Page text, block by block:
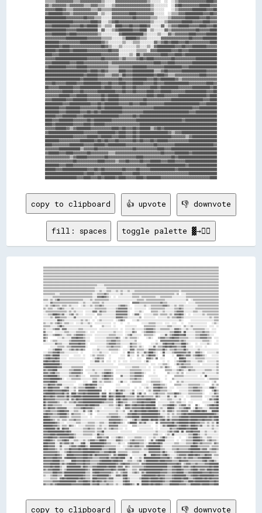
▒▒▒▒▒▒▓▓▓▓▓▓▓▓▓▓▒▒▒▒▓▓▓▓▓▓▓▓▓▓▓▓▒▒░░░░░░▓▓▓▓▓▓▓▓▓▓▓▓▓▓▓▓▓▓▒▒░░░░░░  ░░  ░░▒▒▓▓▓▓▓▓▓▓▓▓▓▓▓▓▓▓████▓▓
▓▓▒▒▓▓▓▓▓▓▓▓▒▒▓▓▓▓▓▓▓▓▒▒▒▒▓▓▓▓▒▒▒▒░░░░▒▒▓▓▓▓▓▓▓▓▓▓▓▓▓▓▓▓▓▓▓▓▒▒░░░░░░░░  ░░▓▓██▓▓▓▓▓▓▓▓▓▓██████▓▓▓▓
▓▓▓▓▓▓████▓▓▒▒▒▒▓▓▓▓▓▓▓▓▓▓▒▒▒▒▓▓▒▒▒▒▒▒▓▓▓▓▓▓▓▓▓▓▓▓▓▓▓▓▓▓▓▓▓▓▒▒░░░░░░    ░░▒▒▓▓▓▓▓▓▓▓████████▓▓▓▓██
▓▓████████▓▓▓▓▒▒▓▓▓▓▓▓▓▓▓▓▓▓▓▓░░▒▒░░░░▓▓▓▓▓▓▓▓▓▓████▓▓▓▓▓▓▓▓▓▓░░░░░░  ░░▒▒▒▒▓▓▓▓██████████▓▓▓▓██▓▓
████████████▓▓▓▓▓▓▓▓▓▓██▓▓▓▓▒▒▒▒░░░░░░▓▓▓▓▓▓▓▓▓▓▓▓██▓▓▓▓▓▓▓▓▒▒▒▒░░░░░░▒▒▓▓▓▓▓▓▓▓████████▓▓▓▓██▓▓▓▓
████████████████▓▓▓▓▓▓▓▓▓▓████▓▓░░░░▒▒▓▓██▓▓▓▓▓▓▓▓▓▓▓▓▓▓▓▓▓▓▒▒░░░░░░▒▒▓▓▓▓▓▓▓▓██████▓▓▓▓▓▓████▓▓▓▓
▓▓▓▓██████████▓▓▓▓▓▓██▓▓██████▒▒░░▒▒▒▒░░████▓▓▓▓██▓▓▓▓████▓▓░░░░░░▓▓░░▒▒▓▓▓▓██████▓▓▓▓▓▓████▓▓▓▓██
████████████▓▓▓▓▓▓████████████░░▓▓░░░░▒▒▓▓████████▓▓▓▓████░░▒▒░░░░░░▓▓▒▒▓▓▓▓▓▓▓▓▓▓▓▓▓▓██▓▓▓▓▓▓████
▓▓▓▓████████▓▓████▓▓▓▓▓▓▓▓▓▓▓▓▒▒░░░░░░░░░░▓▓████████████▒▒░░░░░░▒▒░░░░▓▓▒▒▓▓▓▓▓▓▓▓████▓▓▓▓▓▓██████
▓▓▓▓▓▓▓▓▓▓▓▓████████████▓▓▓▓▓▓▓▓▒▒▒▒▒▒░░░░░░▒▒██████▓▓▒▒▒▒░░░░░░░░▓▓▓▓▓▓▓▓▓▓▓▓▓▓▓▓██▓▓▓▓▓▓████████
████████▓▓▓▓▓▓▓▓▓▓▓▓████████████▓▓▒▒░░░░░░░░▒▒░░░░▒▒▒▒░░░░░░░░▓▓▒▒▓▓██▓▓████▓▓▓▓██▓▓▓▓▓▓▓▓▓▓▓▓████
████████▓▓████▓▓▓▓▓▓▓▓▓▓▓▓▓▓▓▓▓▓██▓▓▒▒░░░░▒▒░░░░░░░░▒▒░░░░▒▒░░▓▓██████████▓▓▓▓██▓▓▓▓████████▓▓▓▓▓▓
██████▓▓██████▓▓████████▓▓▓▓▓▓▓▓▓▓▓▓██▓▓▓▓░░░░░░░░░░▒▒▒▒▒▒░░▓▓▓▓████████▓▓▓▓██▓▓▓▓████████████████
████▓▓▓▓████████████████████████▓▓▓▓▓▓▓▓▓▓░░░░░░▒▒░░██▒▒▓▓▓▓▓▓▓▓▓▓████▓▓▓▓████▓▓██████████████████
▓▓▓▓▓▓██████████████████▓▓▓▓▓▓▓▓██▓▓▓▓▓▓▓▓▒▒▓▓▒▒▒▒▒▒▓▓██▓▓████▓▓▓▓▓▓▓▓▓▓██▓▓▓▓▓▓▓▓▓▓▓▓████████████
▓▓▓▓██████████▓▓▓▓████▓▓▓▓▓▓▓▓▓▓▓▓▓▓▒▒▓▓▓▓▓▓▓▓▓▓▓▓▓▓▓▓▓▓▓▓▓▓▓▓████▓▓▓▓████▓▓▓▓▓▓▓▓▓▓██████████████
▓▓██████████▓▓▓▓▓▓██████▓▓▓▓▓▓▓▓▓▓▓▓▒▒▒▒▒▒▓▓▓▓▓▓▓▓████████▓▓▓▓▓▓▓▓▓▓██████████▓▓▓▓████████████████
████████████████████████▓▓████▓▓██▓▓▒▒▒▒▒▒████▓▓▓▓████████████▒▒▒▒▓▓██▓▓▓▓▓▓▓▓██████████████▓▓▓▓▓▓
██████████████████████▓▓██████▓▓▓▓▒▒▒▒▓▓▓▓▒▒██▓▓▓▓████████████▓▓████▓▓▒▒▒▒▓▓▓▓▓▓▓▓▓▓▓▓▓▓████▓▓▓▓▓▓
████████████████████▓▓████████▓▓▓▓▓▓▓▓▓▓▓▓██▓▓▓▓▓▓████████▓▓▓▓██▓▓████████▓▓▒▒▓▓▓▓▓▓▓▓▓▓▓▓▓▓▓▓▓▓▓▓
▓▓▓▓██▓▓▓▓▓▓██████▓▓▓▓██████████▓▓▓▓██▓▓▓▓████▓▓▓▓██████▓▓▓▓▓▓██▓▓▓▓██████████████▓▓▓▓▓▓▓▓▓▓████▓▓
██▓▓▓▓▓▓████████▓▓▓▓████████████▓▓████▓▓▓▓▓▓██▓▓▓▓██▓▓▓▓▓▓▓▓████▓▓██████████▓▓▓▓▓▓▓▓██████████▓▓██
▓▓▓▓▓▓▓▓▓▓██████▓▓▓▓██▓▓▓▓▓▓▓▓██████████▓▓▓▓██▓▓▓▓██▓▓▓▓▓▓████▓▓▓▓██████▓▓▓▓▓▓▓▓████████████▓▓▓▓██
▓▓▓▓▓▓▓▓██████▓▓▓▓██████▓▓▓▓▓▓▓▓██▓▓██████▓▓▓▓▓▓▓▓▓▓▓▓▓▓▓▓████▓▓████▓▓▓▓▓▓▓▓████████████████▓▓████
▓▓▓▓████████▓▓▓▓████████▓▓▓▓▓▓▓▓██▓▓██████▓▓▓▓▓▓▓▓▓▓▓▓▓▓██▓▓▓▓▓▓▓▓▓▓▓▓▓▓██████████████████▓▓▓▓████
██████████▓▓▓▓████████████▓▓▓▓██▓▓████████▓▓▓▓▓▓██▓▓▓▓████▓▓▓▓▓▓▓▓▓▓████████████████████▓▓▓▓██████
████████▓▓▓▓████████▓▓▓▓▓▓▓▓▓▓██▓▓██████████▓▓▓▓▓▓▓▓▓▓▓▓▓▓▓▓▓▓██████████████████████▓▓▓▓██████████
████████▓▓▓▓████████▓▓▓▓██▓▓██▓▓████████████▓▓▓▓▓▓▓▓▓▓▓▓██████████████████████████▓▓▓▓████████████
██████▓▓▓▓████████▓▓▓▓████████████████████▓▓▓▓▓▓▓▓██▓▓████████████████████████████████████████████
████▓▓▓▓████████▓▓▓▓▓▓▓▓██▓▓██████████▓▓▓▓▓▓▓▓▓▓▓▓▓▓██████████████████████████▓▓██████████████████
████▓▓██████████▓▓▓▓▓▓████▓▓██████▓▓▓▓▓▓▓▓▓▓▓▓▓▓▓▓▓▓▓▓████████████████████████████████████████████
▓▓▓▓▓▓██████▓▓▒▒▓▓████████▓▓▓▓▓▓▓▓▓▓▓▓████▓▓██▓▓▓▓██▓▓██████▒▒▓▓██▓▓██████████████████████████████
▓▓████████████████████▓▓▓▓▓▓▓▓██████████▓▓████▓▓▓▓██▓▓████████████████▓▓▒▒▓▓▓▓████████████████████
████████████████▓▓▓▓▓▓▓▓██████▓▓██████▓▓▓▓████▓▓▓▓██▓▓██████████████████▓▓▓▓▓▓▓▓▒▒▓▓██████████████
████████▓▓▓▓▓▓▓▓▓▓▓▓████████▓▓██▓▓██▓▓▓▓██▓▓▓▓▓▓▓▓██▓▓██▓▓▓▓██▓▓██████▓▓▓▓▓▓▓▓▓▓▓▓████████████████
████▓▓▓▓▓▓▓▓▓▓████████▓▓▓▓▓▓██████▓▓██████████▓▓▓▓▓▓▓▓▓▓▓▓▓▓▓▓██▓▓▓▓▓▓▓▓▓▓██████████████████████▓▓
▓▓▓▓▓▓▓▓████████████▒▒▓▓▓▓▓▓██▓▓▓▓▓▓▓▓▓▓▓▓▓▓▓▓▓▓▓▓██▓▓▓▓▓▓▓▓▓▓▓▓████▓▓▓▓██████████████████████████
▓▓██████▓▓▓▓████▓▓▓▓▓▓▓▓██▓▓▓▓▓▓▓▓▓▓▒▒▒▒▓▓▓▓▓▓▓▓▓▓▓▓▓▓▓▓▓▓▓▓▓▓▓▓▓▓██▓▓▓▓▓▓████████▓▓██████████████
▓▓▓▓▓▓▓▓▓▓▓▓▓▓▒▒▓▓██████▓▓▓▓▓▓▓▓▓▓██▓▓▓▓▓▓▓▓▓▓▓▓▓▓▓▓████▓▓▓▓▓▓▓▓▓▓▓▓▓▓▓▓██▓▓██████████████████████
▓▓▓▓▓▓▓▓▓▓▓▓▓▓▓▓██▓▓▓▓▓▓▓▓▓▓▓▓████▓▓▓▓▓▓▒▒▓▓▓▓██▓▓▓▓▓▓██▓▓▓▓██████▓▓▓▓████▓▓▓▓▓▓██████████████████
████████▓▓▓▓████▓▓▓▓▓▓▓▓▓▓▓▓▓▓▓▓▓▓▓▓▓▓▓▓▓▓▓▓▓▓▓▓▓▓▓▓▓▓▓▓▓▓██████████████████████▓▓████████████████
██████▓▓▓▓██████████████▓▓▓▓██▓▓██▓▓▓▓▓▓▓▓▓▓██▓▓▓▓▓▓██▓▓▓▓▓▓██████████████▓▓██████████████████████
██████████████████████▓▓████▓▓▓▓████████████▓▓▓▓▓▓████▓▓▓▓▓▓▓▓▓▓▓▓▓▓▓▓▓▓▓▓▓▓▓▓▓▓▓▓████████████████
copy to clipboard 👍 upvote 👎 downvote
fill: spaces toggle palette ▓→✊🏽
▒▒▒▒▒▒▒▒▒▒▒▒▒▒▒▒▒▒▒▒▒▒▒▒▒▒▒▒▒▒▒▒▒▒▒▒▒▒▒▒▒▒▒▒▒▒▒▒▒▒▒▒▒▒▒▒▒▒▒▒▒▒▒▒▒▒▒▒▒▒▒▒▒▒▒▒▒▒▒▒▒▒▒▒▒▒▒▒▒▒▒▒▒▒▒▒▒▒▒▒▒▒▒▒▒▒▒▒▒▒▒▒▒▒▒▒▒▒▒▒▒▒▒▒▒▒▒▒▒▒▒▒▒▒▒▒▒▒▒▒▒▒▒▒▒▒▒▒▒▒
▒▒▒▒▒▒▒▒▒▒▒▒▒▒▒▒▒▒▒▒▒▒▒▒▒▒▒▒▒▒▒▒▒▒▒▒▒▒▒▒▒▒▒▒▒▒▒▒▒▒▒▒▒▒▒▒▒▒▒▒▒▒▒▒▒▒▒▒▒▒▒▒▒▒▒▒▒▒▒▒▒▒▒▒▒▒▒▒▒▒▒▒▒▒▒▒▒▒▒▒▒▒▒▒▒▒▒▒▒▒▒▒▒▒▒▒▒▒▒▒▒▒▒▒▒▒▒▒▒▒▒▒▒▒▒▒▒▒▒▒▒▒▒▒▒▒▒▒▒▒
▒▒▒▒▒▒▒▒▒▒▒▒▒▒▒▒▒▒▒▒▒▒▒▒▒▒▒▒▒▒▒▒▒▒▒▒▒▒▒▒▒▒▒▒▒▒▒▒▒▒▒▒▒▒▒▒▒▒▒▒▒▒▒▒▒▒▒▒▒▒▒▒▒▒▒▒▒▒▒▒▒▒▒▒▒▒▒▒▒▒▒▒▒▒▒▒▒▒▒▒▒▒▒▒▒▒▒▒▒▒▒▒▒▒▒▒▒▒▒▒▒▒▒▒▒▒▒▒▒▒▒▒▒▒▒▒▒▒▒▒▒▒▒▒▒▒▒▒▒▒
▒▒▒▒▒▒▒▒▒▒▒▒▒▒▒▒▒▒▒▒▒▒▒▒▒▒▒▒▒▒▒▒▒▒▒▒▒▒▒▒▒▒▒▒▒▒▒▒▒▒▒▒▒▒▒▒▒▒▒▒▒▒▒▒▒▒▒▒▒▒▒▒▒▒▒▒▒▒▒▒▒▒▒▒▒▒▒▒▒▒▒▒▒▒▒▒▒▒▒▒▒▒▒▒▒▒▒▒▒▒▒▒▒▒▒▒▒▒▒▒▒▒▒▒▒▒▒▒▒▒▒▒▒▒▒▒▒▒▒▒▒▒▒▒▒▒▒▒▒▒
▒▒▒▒▒▒▒▒▒▒▒▒▒▒▒▒▒▒▒▒▒▒▒▒▒▒▒▒▒▒▒▒▒▒▒▒▒▒▒▒▒▒▒▒▒▒▒▒▒▒▒▒▒▒▒▒▒▒▒▒▒▒▒▒▒▒▒▒▒▒▒▒▒▒▒▒▒▒▒▒▒▒▒▒▒▒▒▒▒▒▒▒▒▒▒▒▒▒▒▒▒▒▒▒▒▒▒▒▒▒▒▒▒▒▒▒▒▒▒▒▒▒▒▒▒▒▒▒▒▒▒▒▒▒▒▒▒▒▒▒▒▒▒▒▒▒▒▒▒▒
▒▒▒▒▒▒▒▒▒▒▒▒▒▒▒▒▒▒▒▒▒▒▒▒▒▒▒▒▒▒▒▒▒▒▒▒▒▒▒▒▒▒▒▒▒▒▒▒▒▒▒▒▒▒▒▒▒▒▒▒▒▒▒▒▒▒▒▒▒▒▒▒▒▒▒▒▒▒▒▒▒▒▒▒▒▒▒▒▒▒▒▒▒▒▒▒▒▒▒▒▒▒▒▒▒▒▒▒▒▒▒▒▒▒▒▒▒▒▒▒▒▒▒▒▒▒▒▒▒▒▒▒▒▒▒▒▒▒▒▒▒▒▒▒▒▒▒▒▒▒
▒▒▒▒▒▒▒▒▒▒▒▒▒▒▒▒▒▒▒▒▒▒▒▒▒▒▒▒▒▒▒▒▒▒▒▒▒▒▒▒▒▒▒▒▒▒░░░░░░▒▒▒▒▒▒▒▒▒▒▒▒▒▒▒▒▒▒▒▒▒▒▒▒▒▒▒▒▒▒▒▒▒▒▒▒▒▒▒▒▒▒▒▒▒▒▒▒▒▒▒▒▒▒▒▒▒▒▒▒▒▒▒▒▒▒▒▒▒▒▒▒▒▒▒▒▒▒▒▒▒▒▒▒▒▒▒▒▒▒▒▒▒▒▒▒▒▒
▒▒▒▒▒▒▒▒▒▒▒▒▒▒▒▒▒▒▒▒▒▒▒▒▒▒▒▒▒▒▒▒▒▒▒▒▒▒▒▒▒▒▒▒░░░░░░░░░░▒▒▒▒▒▒▒▒▒▒▒▒▒▒▒▒▒▒▒▒▒▒▒▒▒▒▒▒▒▒▒▒▒▒▒▒▒▒▒▒▒▒▒▒▒▒▒▒▒▒▒▒▒▒▒▒▒▒▒▒▒▒▒▒▒▒▒▒▒▒▒▒▒▒▒▒▒▒▒▒▒▒▒▒▒▒▒▒▒▒▒▒▒▒▒▒
▒▒▒▒▒▒▒▒▒▒▒▒▒▒▒▒▒▒▒▒▒▒▒▒▒▒▒▒▒▒▒▒▒▒▒▒▒▒▒▒▒▒▒▒░░░░▒▒░░░░▒▒▒▒░░░░▒▒░░▒▒░░░░▒▒░░░░▒▒▒▒▒▒▒▒▒▒▒▒▒▒▒▒▒▒▒▒▒▒▒▒▒▒▒▒▒▒▒▒▒▒▒▒▒▒░░▒▒▒▒▒▒▒▒▒▒▒▒▒▒▒▒▒▒▒▒▒▒▒▒▒▒▒▒▒▒▒▒
▒▒▒▒▒▒▒▒▒▒░░░░▒▒▒▒▒▒▒▒▒▒▒▒▒▒▒▒▒▒▒▒▒▒▒▒▒▒▒▒░░░░▒▒▒▒▒▒▓▓▒▒░░░░░░░░░░▒▒░░░░░░░░▒▒▒▒▒▒▒▒▒▒▒▒▒▒▒▒▒▒▒▒▒▒▒▒▒▒▒▒▒▒▒▒▒▒▒▒░░▒▒  ░░░░▒▒▒▒▒▒▒▒▒▒▒▒▒▒▒▒▒▒▒▒▒▒▒▒▒▒▒▒
░░░░░░░░▒▒▒▒▒▒▒▒▒▒▒▒▒▒▒▒▒▒▒▒▒▒▒▒▒▒▒▒▒▒▒▒▒▒░░░░▓▓▓▓██▓▓▒▒░░  ░░  ░░░░░░░░░░░░▒▒▒▒▒▒░░▒▒▒▒▒▒▒▒▒▒▒▒░░░░▒▒▒▒▒▒▒▒▒▒░░░░░░░░░░░░▒▒▒▒▒▒▒▒▒▒▒▒▒▒▒▒▒▒▒▒▒▒▒▒▒▒▒▒
▒▒▒▒░░▒▒░░▒▒██▒▒▒▒▒▒▒▒▒▒▒▒▒▒▒▒▒▒▒▒░░░░░░▒▒░░▒▒▒▒▒▒▒▒▒▒▒▒░░░░░░░░░░░░░░░░░░░░░░░░▒▒▒▒▒▒░░▒▒▒▒▒▒▒▒▒▒▒▒▒▒▒▒░░░░░░░░░░░░░░░░░░▒▒  ░░▒▒▒▒▒▒▒▒▒▒▒▒▒▒▒▒▒▒▒▒▒▒
░░░░░░▓▓▒▒▒▒▒▒▒▒▒▒▒▒▒▒▒▒▒▒▒▒▒▒░░░░▒▒░░░░░░▒▒▒▒▒▒░░▒▒░░░░░░░░░░░░░░░░░░░░░░  ▓▓▓▓▓▓▒▒▒▒▒▒▒▒▒▒▒▒▒▒▒▒▒▒▓▓▒▒▒▒░░░░░░░░░░░░░░░░  ░░░░░░▒▒▒▒▒▒▒▒▒▒▒▒▒▒▒▒▒▒▒▒
░░▒▒░░▒▒▓▓▒▒▒▒░░▒▒▒▒░░▒▒░░░░░░  ░░▒▒░░░░▒▒░░▒▒▒▒▓▓▒▒░░░░░░░░░░░░▒▒▓▓▓▓▒▒░░    ░░░░░░░░▒▒░░░░▒▒▒▒▒▒▒▒▒▒▓▓▓▓▒▒░░░░▒▒░░▒▒▒▒░░░░░░░░░░░░▒▒▒▒▒▒▒▒▒▒▒▒▒▒▒▒▒▒
▒▒░░▒▒▒▒░░░░▒▒▓▓▒▒░░░░░░▒▒░░░░░░░░░░░░░░░░░░▒▒▒▒▒▒▒▒▒▒░░░░░░░░▒▒▓▓▓▓▓▓▓▓░░░░  ░░░░░░░░░░  ░░▒▒▒▒▒▒▒▒▒▒▒▒░░░░░░░░▒▒▒▒▓▓▒▒░░░░░░░░░░▒▒▒▒▒▒▒▒▒▒▒▒▒▒▒▒▒▒▒▒
░░▒▒▒▒▒▒▒▒▒▒▒▒▒▒▒▒▒▒░░▒▒░░▒▒░░░░░░  ░░░░░░▓▓▓▓░░▓▓▒▒▒▒░░░░░░░░▓▓▓▓▓▓▓▓▓▓░░    ░░░░▒▒░░      ▒▒▒▒▒▒░░░░▒▒░░░░░░░░▒▒▓▓▓▓▓▓░░░░░░░░▒▒▒▒░░░░▒▒▒▒▒▒▒▒▒▒▒▒▒▒
░░░░▒▒▒▒████▓▓▒▒▓▓░░░░▒▒▓▓░░▒▒░░░░  ░░░░░░░░  ▒▒▒▒░░░░░░░░░░░░▓▓▓▓▓▓▓▓▓▓░░  ░░▓▓▓▓░░  ░░░░░░░░▒▒▒▒░░▒▒▒▒▒▒░░▒▒░░▓▓▓▓██▓▓░░  ░░  ░░░░░░░░▒▒░░▒▒▒▒▒▒▒▒▒▒
░░░░░░▒▒░░▓▓▓▓▒▒▒▒▒▒░░░░░░▓▓░░░░░░░░░░░░░░  ░░  ░░░░░░░░░░░░░░▓▓▓▓▓▓▒▒▒▒░░░░░░░░░░▒▒  ░░░░░░░░░░  ░░░░░░░░▒▒░░▒▒▒▒▓▓▓▓▒▒░░░░░░░░░░░░░░░░░░░░░░▒▒░░▒▒▒▒
░░░░░░░░░░░░██▓▓▒▒░░░░░░░░░░░░░░▒▒░░▒▒░░  ░░  ░░▒▒░░░░░░░░░░  ░░▒▒▓▓▒▒      ░░░░▒▒░░░░░░░░░░░░░░░░░░░░░░░░░░░░░░░░░░▒▒░░      ░░░░░░░░░░░░░░░░░░░░▒▒▒▒
▒▒░░░░▒▒░░▒▒▓▓▒▒░░▒▒▒▒░░░░  ░░░░▒▒░░░░▒▒░░  ░░░░░░░░░░░░░░  ░░    ░░    ░░          ░░░░░░▒▒▒▒▒▒░░░░░░  ░░░░  ░░░░    ░░    ░░░░░░░░░░░░░░░░    ░░▒▒░░
▒▒▒▒▒▒░░░░░░▒▒██▒▒░░░░░░░░░░░░░░░░░░░░░░▒▒        ▒▒░░░░░░  ░░        ░░░░░░░░░░      ▒▒▒▒▒▒▒▒▒▒░░░░░░░░░░▒▒▒▒░░░░░░░░  ▒▒░░░░▒▒░░░░░░░░░░░░  ░░░░  ░░
▒▒░░░░░░▒▒▓▓▓▓░░▓▓▓▓░░░░░░░░░░▒▒▒▒░░░░░░░░░░░░  ░░░░░░░░░░░░░░░░  ░░  ░░░░░░▒▒░░░░░░░░▒▒▓▓▓▓▓▓▒▒░░░░▒▒▒▒▒▒▒▒░░░░▓▓▓▓▒▒░░░░▒▒░░░░▒▒▒▒▒▒▒▒▒▒░░░░  ░░░░  
▓▓░░░░░░  ░░░░░░░░▒▒▒▒░░░░░░▒▒▒▒▒▒▒▒░░  ░░░░  ░░░░░░░░░░░░░░▒▒░░░░░░  ░░░░░░▓▓▒▒    ░░▒▒▓▓▓▓▓▓▒▒░░░░░░░░░░░░▒▒▒▒████▓▓░░██░░░░░░░░▒▒▒▒▒▒▓▓▒▒▒▒░░░░░░  
▓▓▒▒░░░░▒▒▓▓▓▓▒▒░░░░▒▒▒▒░░▒▒▓▓▓▓▓▓▒▒░░░░░░  ░░░░░░░░░░░░▒▒▒▒▒▒░░░░░░  ░░▒▒▓▓░░░░░░░░  ▒▒▒▒▒▒▒▒░░    ░░░░▓▓░░▒▒▓▓████▓▓▓▓██░░░░░░░░▒▒▒▒▓▓▓▓▓▓▒▒░░░░    
▓▓▒▒        ░░░░▒▒░░░░░░▓▓▓▓██▓▓▓▓▒▒░░░░    ░░░░░░░░░░▒▒▒▒▒▒▒▒▓▓▒▒  ░░▒▒░░▒▒▒▒▒▒░░      ░░▒▒░░    ▒▒▓▓▓▓▒▒▒▒▓▓██▓▓▓▓▒▒▒▒▒▒▒▒░░░░░░▒▒▒▒▓▓▓▓▓▓▒▒▒▒  ░░░░
▓▓░░  ░░▒▒▒▒░░░░░░░░░░▒▒▓▓▓▓▓▓▓▓▓▓▓▓░░░░    ░░░░░░░░░░▒▒▒▒▓▓▓▓▒▒▒▒░░░░░░░░░░░░▒▒                ░░  ▓▓▓▓▓▓▓▓▓▓▓▓▓▓▓▓▒▒▓▓▒▒░░░░░░░░░░░░░░▒▒▒▒▒▒░░    ░░
░░░░░░░░░░▓▓▒▒▒▒░░░░░░▓▓▓▓▓▓▓▓██▓▓▓▓░░  ░░░░░░░░░░░░░░▒▒▓▓▓▓▓▓▒▒▒▒░░░░░░░░▓▓▒▒▒▒░░░░        ░░░░▒▒░░░░▓▓██▓▓▓▓██▒▒▒▒▒▒████▒▒░░    ░░  ░░░░░░▒▒░░  ░░░░
      ░░░░░░▒▒▒▒▒▒░░▒▒▒▒▓▓▓▓▓▓▓▓▓▓▓▓░░        ░░░░░░░░▒▒▒▒▓▓▒▒▒▒▒▒░░    ░░▓▓▒▒▒▒░░▒▒░░    ░░░░▓▓░░▒▒▒▒▓▓██▓▓██▓▓▓▓▒▒▒▒▓▓██░░░░░░  ░░░░░░  ░░          
    ░░░░▒▒████▓▓░░░░░░▒▒▓▓▒▒▓▓▒▒▓▓▒▒      ░░░░▒▒░░░░░░░░▒▒▒▒▒▒▒▒░░  ░░░░░░▓▓▓▓░░▒▒▒▒▒▒░░░░▓▓▓▓▓▓▒▒▒▒▒▒██▒▒░░▒▒▒▒▓▓▒▒▒▒▒▒██▒▒░░░░░░░░▒▒░░░░░░░░░░░░░░░░
░░░░▒▒▒▒▓▓▓▓██▒▒▒▒░░░░░░░░░░░░  ░░        ░░░░░░▒▒░░░░░░  ░░░░░░    ░░  ██▒▒▒▒  ▒▒░░░░▓▓▒▒████▒▒░░  ░░██░░░░░░▒▒▓▓▓▓▓▓▓▓▓▓▒▒▓▓░░░░▓▓▓▓▒▒░░  ░░░░░░░░▒▒
▒▒▓▓▓▓▒▒██████░░░░░░░░    ░░░░░░  ░░    ░░▒▒░░▒▒▒▒▒▒░░  ░░        ░░░░  ▓▓░░░░  ▒▒  ▒▒░░▒▒██▓▓▓▓░░    ▓▓      ░░  ████▓▓▒▒▓▓▓▓░░▒▒▓▓██▓▓▒▒░░    ░░░░░░
▒▒▓▓██▓▓▓▓██▓▓░░░░░░  ░░░░░░░░░░░░░░      ░░▒▒▓▓▒▒▒▒    ░░      ░░░░░░    ░░    ░░░░    ▓▓▓▓▒▒░░▓▓  ░░░░        ░░  ████▓▓░░░░░░░░▒▒▒▒▒▒▒▒░░░░░░░░░░░░
▓▓██▓▓▓▓██▓▓▓▓░░░░░░░░░░░░░░░░░░░░      ░░░░▓▓▓▓░░▒▒  ░░░░  ░░  ░░  ░░░░  ░░░░░░░░░░  ░░▓▓░░          ░░  ░░    ░░▒▒▓▓▓▓██▒▒▒▒░░░░░░▒▒▒▒░░  ░░░░░░░░▒▒
██████████████▒▒░░░░░░░░░░░░░░░░░░░░    ░░░░░░░░░░░░░░░░░░░░    ░░░░░░░░░░░░░░░░░░░░░░░░░░  ░░░░  ░░░░▒▒▒▒░░    ░░▓▓▒▒▓▓▒▒▒▒▒▒░░░░░░░░  ░░░░░░░░░░░░▒▒
▓▓██████████▓▓▓▓░░░░░░░░▒▒▒▒▒▒▒▒▒▒    ░░░░░░░░░░░░░░░░░░░░░░░░░░      ░░░░░░▒▒▒▒▒▒░░░░░░  ░░  ░░░░░░▒▒░░▓▓▒▒░░    ░░▒▒▓▓▓▓▒▒▒▒▒▒░░░░░░░░░░░░░░░░░░░░▒▒
▓▓▒▒▓▓▓▓████░░░░░░░░░░▒▒▒▒▓▓▓▓▓▓▒▒  ░░░░░░▒▒░░░░░░░░▒▒▒▒▒▒░░  ░░░░░░░░░░░░▒▒▒▒▒▒▒▒▒▒░░░░░░░░  ░░        ▒▒▒▒▒▒░░░░▒▒▓▓▒▒░░░░▓▓▒▒▒▒░░░░░░░░▒▒▒▒▒▒░░░░▒▒
▓▓▓▓▒▒▓▓██▒▒▒▒░░░░░░░░▒▒▓▓▓▓▓▓▓▓▒▒    ░░░░░░▒▒░░░░▒▒▓▓██▓▓▒▒  ░░░░░░░░░░░░▒▒▒▒▓▓▓▓▓▓▒▒░░      ░░          ▒▒░░░░░░▒▒░░▒▒  ░░░░░░░░░░░░░░▒▒░░░░░░░░░░▒▒
▓▓▓▓████████▒▒░░░░░░░░▒▒▒▒▒▒▓▓▒▒░░░░    ▒▒▒▒▒▒▒▒░░▒▒██▓▓▓▓▒▒      ▓▓░░░░░░▒▒▒▒▓▓▓▓▓▓▒▒    ░░░░░░░░      ░░      ▒▒▒▒▒▒▒▒░░░░░░░░░░░░  ░░  ██░░░░░░░░░░
▓▓▓▓▓▓████████▓▓░░  ░░░░▒▒▒▒▒▒▒▒░░░░░░░░░░▒▒▒▒░░░░▒▒▓▓▓▓▒▒▒▒  ░░░░░░░░░░░░▒▒▒▒▓▓▒▒▒▒░░      ░░░░░░░░    ░░    ▒▒░░░░░░░░░░░░░░░░░░░░░░░░░░  ░░▒▒▒▒▒▒▒▒
▓▓▓▓▓▓████▓▓░░░░░░░░░░░░░░░░      ░░░░    ▓▓▓▓░░▒▒░░▒▒▒▒▒▒░░    ░░▓▓░░░░  ░░▒▒▒▒▒▒▒▒    ░░░░▒▒▒▒▒▒▒▒░░      ░░    ▒▒░░▒▒░░░░░░░░░░░░░░░░░░░░░░  ░░▒▒  
▒▒▒▒██▓▓▓▓▒▒▓▓▓▓░░░░░░░░░░    ░░░░▒▒██▓▓██▓▓▓▓░░░░░░          ░░░░      ░░          ░░░░░░  ░░▓▓▓▓▓▓▒▒▒▒░░      ▒▒▒▒▒▒░░░░░░▒▒▒▒▒▒▒▒▒▒░░░░      ▒▒░░▒▒
▓▓▒▒████▓▓▓▓▓▓░░░░▒▒▓▓░░░░▒▒░░▒▒▒▒▒▒████████▒▒░░▒▒            ░░░░░░░░░░░░    ░░  ░░  ░░▒▒░░░░▓▓▓▓██▓▓▒▒▒▒  ░░░░  ░░░░░░░░░░▒▒▒▒▓▓▓▓▒▒▒▒░░░░░░▓▓██▒▒░░
▓▓▓▓████▓▓▓▓▓▓▓▓████▓▓░░░░▒▒  ▓▓▓▓▓▓▓▓██████████▓▓  ░░  ░░  ░░██▒▒▓▓▒▒░░░░░░▒▒  ░░░░░░  ░░▒▒░░▓▓▓▓▓▓▒▒▒▒▒▒░░░░      ░░░░░░░░▒▒▒▒▓▓▓▓▓▓▒▒░░      ▒▒██▒▒
▓▓████████▓▓▓▓▓▓██▒▒▓▓░░████▒▒▓▓▓▓██▓▓██████████░░▓▓▓▓  ▓▓▒▒▒▒████▓▓░░░░░░▒▒██  ▒▒██░░▒▒  ░░░░▒▒▓▓▒▒▒▒▒▒░░▒▒▒▒▒▒██▓▓▒▒░░░░░░▒▒▒▒▒▒▒▒▒▒▒▒░░    ░░░░▓▓▒▒
██▓▓▓▓██▓▓▒▒▓▓▓▓▓▓▒▒██▒▒▓▓██████▓▓██████████████▒▒████░░██▓▓▒▒████▓▓██▒▒▒▒▒▒▒▒░░▓▓▒▒▓▓▒▒▒▒▒▒▒▒░░▓▓▒▒░░░░░░▓▓░░░░▓▓░░░░░░  ░░░░▒▒▒▒▒▒▒▒▒▒  ░░░░░░▒▒▒▒▓▓
██▓▓▓▓▓▓▓▓▒▒▒▒▒▒▒▒▒▒▓▓░░▓▓▒▒██▓▓▓▓████████████████████▒▒▓▓▓▓░░▓▓██▒▒▓▓▓▓▒▒▒▒▒▒▒▒▓▓▓▓▓▓▓▓████▓▓▓▓░░  ░░░░░░▒▒▒▒░░░░░░▒▒  ░░    ░░░░░░░░░░    ░░▓▓▒▒▓▓██
██▒▒▓▓▓▓▓▓▓▓▒▒░░░░▒▒░░▒▒▒▒▓▓▒▒▓▓▓▓████████████████▓▓▒▒▒▒▒▒▒▒  ▒▒██▓▓▒▒▒▒░░░░▒▒▒▒▓▓▓▓██▓▓▓▓▓▓████  ░░░░░░░░░░▒▒▒▒░░▒▒▒▒░░░░  ░░░░        ░░░░░░░░░░▒▒██
██▒▒▓▓▓▓▒▒▒▒▒▒▒▒░░░░░░░░░░░░▓▓▓▓▓▓▓▓██▓▓████▓▓▓▓░░░░░░░░▒▒▒▒░░▒▒██▒▒░░██▓▓▒▒▓▓██▓▓▓▓██▓▓████████  ░░░░▒▒▒▒▓▓████▒▒░░▒▒▓▓▓▓░░▒▒    ▓▓░░    ░░▒▒▓▓██▓▓██
▓▓▒▒██▓▓▓▓▒▒▓▓▓▓▓▓▓▓░░░░░░▒▒▒▒▒▒▓▓██▓▓▓▓▓▓▒▒░░░░░░  ░░░░░░░░░░▒▒▒▒  ░░▓▓▓▓▒▒▓▓▓▓▓▓▓▓██▓▓████▓▓██▒▒░░▒▒░░░░████▓▓░░░░▒▒▒▒▓▓██▓▓  ░░██▒▒▒▒░░░░░░▓▓▓▓▓▓██
▒▒▓▓▓▓▒▒▒▒▒▒▓▓████▓▓▓▓░░░░▒▒▒▒░░░░▓▓░░▒▒▓▓  ░░▒▒░░░░░░░░░░░░░░▒▒░░░░▒▒  ░░▓▓▒▒██▓▓▓▓████▓▓████████▒▒░░▒▒░░▓▓▓▓▒▒░░▒▒▒▒▓▓▓▓▓▓░░▒▒▓▓████▓▓██▓▓░░░░██████
▓▓██▓▓▓▓▒▒▒▒▓▓██████▒▒░░▓▓▒▒▒▒▒▒░░░░  ░░▒▒    ░░░░░░░░░░▒▒▒▒▒▒▒▒░░░░░░░░▓▓▓▓████▓▓▓▓██████████████▓▓░░░░░░▒▒░░▒▒░░▒▒▒▒▓▓██▓▓██████████████████████▓▓▒▒
████▓▓▒▒▒▒▒▒▒▒▓▓▓▓▓▓▒▒░░▒▒▒▒▒▒▒▒░░░░░░  ░░  ░░░░░░░░░░▒▒▒▒▓▓▓▓▓▓▒▒░░░░▒▒▓▓▓▓██████▒▒██████████████▓▓▓▓▒▒░░▒▒░░▒▒▒▒▒▒▓▓██████▓▓██████████████▓▓██▓▓████
██████▓▓▒▒░░▒▒░░▒▒▒▒░░▒▒▒▒▓▓▒▒▒▒░░░░░░░░░░░░░░░░░░░░░░░░▓▓▓▓▓▓▓▓▓▓▒▒░░░░  ░░▒▒██▒▒▒▒██████▒▒██▓▓██▒▒▓▓██▒▒██▒▒▓▓▓▓▓▓████████▓▓██████▓▓▓▓██▓▓▓▓▓▓▒▒▓▓██
██████████▓▓▒▒░░░░  ░░░░░░░░▒▒▒▒░░░░░░▒▒▒▒▒▒░░░░▒▒▒▒░░░░▓▓▓▓██▓▓▓▓▒▒░░  ▒▒██████░░▓▓▒▒▓▓░░░░░░  ▓▓░░▓▓▓▓▓▓▓▓▓▓██▒▒▓▓████████▓▓████▓▓▓▓▒▒▒▒░░▒▒░░▒▒░░██
████████▓▓▓▓▒▒░░▒▒▒▒░░▓▓▒▒░░  ░░░░░░▒▒▒▒▒▒▒▒░░░░▒▒░░░░░░▓▓▓▓▓▓▓▓░░░░░░░░    ▒▒▒▒░░░░░░░░░░░░    ░░  ░░▓▓▒▒██████▓▓▒▒▓▓████▓▓▒▒████▓▓▒▒▓▓░░░░▒▒░░▒▒░░▒▒
▓▓████████▒▒██░░██▓▓▓▓░░░░░░░░░░░░▒▒▒▒▓▓▒▒▒▒░░▒▒▒▒░░▒▒░░▒▒▓▓▒▒▒▒░░░░  ░░          ░░░░░░░░░░░░  ░░  ░░░░░░░░▓▓▒▒▒▒▓▓██████▓▓▓▓██████░░░░░░░░░░░░▒▒░░░░
▓▓▓▓██████████████▓▓██▓▓░░░░░░░░░░▒▒▒▒▒▒▒▒▒▒░░▒▒▒▒██░░░░░░░░░░░░  ░░░░░░░░░░    ░░░░░░░░░░░░░░░░▒▒░░░░░░░░▒▒▓▓▒▒▓▓██░░██░░▓▓▓▓██▓▓▓▓▓▓░░░░▒▒░░░░░░▒▒░░
▓▓▓▓▓▓████▓▓██████████▓▓▓▓▒▒░░░░░░▒▒▒▒▒▒▒▒░░░░██▒▒▒▒░░░░░░░░░░░░░░░░░░░░░░░░░░░░░░░░░░░░░░░░░░▒▒▒▒░░░░  ░░▒▒░░██░░░░░░░░░░░░▒▒▒▒████▒▒░░░░▒▒░░░░░░░░░░
▓▓▓▓████▓▓▓▓▒▒▓▓▓▓▓▓▓▓████▒▒░░░░░░░░░░░░░░  ░░▓▓▓▓▒▒▒▒▓▓  ░░░░▒▒▓▓▒▒░░  ░░░░░░▒▒▒▒▒▒░░░░  ░░░░▒▒░░░░▒▒██▒▒░░░░░░    ░░    ░░▒▒▒▒████▓▓▒▒░░░░▒▒▒▒░░░░░░
▓▓████▓▓▒▒░░▒▒▒▒▓▓██▓▓░░░░▒▒▒▒░░░░▒▒░░▒▒▓▓▓▓▒▒▒▒████▓▓░░░░░░░░▓▓▓▓▒▒░░░░░░▒▒▓▓▒▒▒▒▒▒▒▒░░  ░░▓▓░░▓▓██████░░░░░░░░  ░░  ░░░░▒▒▒▒▒▒██████▓▓▒▒░░▒▒▓▓▒▒▒▒░░
████▓▓▓▓▓▓░░░░▓▓▒▒▓▓▓▓▒▒▓▓░░░░░░▓▓██░░░░████████████▓▓▒▒▒▒░░░░░░▒▒░░░░  ▒▒▓▓▓▓▓▓▓▓▒▒▒▒░░░░▓▓▓▓██▓▓██▓▓░░░░░░░░░░▒▒▒▒░░░░░░▒▒▒▒▒▒██▓▓▒▒▓▓▒▒▒▒▒▒▒▒░░▓▓▒▒
████▓▓▓▓▓▓░░░░▓▓░░░░░░▒▒▓▓▓▓▒▒▓▓████▒▒░░██████████▓▓▒▒▒▒▒▒▒▒▒▒░░░░  ░░░░▒▒▓▓▒▒▓▓▓▓▒▒▒▒░░▓▓██████████▒▒░░░░░░░░▒▒▒▒▒▒▒▒▒▒▒▒▒▒▒▒██████▒▒▒▒▒▒▒▒▒▒░░▒▒▒▒▒▒
████▓▓▓▓▓▓▒▒░░▒▒░░▒▒▒▒██▓▓▓▓▓▓██▓▓████▓▓██████████▒▒▒▒▒▒▓▓▓▓▓▓░░░░░░░░▒▒▒▒▒▒▒▒▒▒▒▒▒▒░░▒▒▒▒██████████▒▒▒▒░░░░░░▒▒▒▒▓▓▒▒▒▒▒▒▒▒▓▓████████▒▒▓▓▓▓░░▒▒▓▓▓▓▒▒
▓▓▓▓▓▓▓▓▓▓▓▓▒▒░░░░▒▒▓▓██▓▓▓▓▓▓▓▓▓▓██████████▓▓▓▓▒▒▒▒▓▓▓▓██▓▓██░░▒▒▒▒▒▒▒▒░░░░▒▒▒▒▒▒░░░░░░░░▓▓▓▓▓▓▓▓▓▓▒▒██▒▒░░░░░░▒▒▓▓▓▓▓▓▓▓▓▓▓▓██▓▓▓▓▓▓▓▓▓▓▓▓▓▓▒▒▒▒▒▒░░
▓▓▓▓▓▓▓▓▓▓██▓▓▒▒░░░░██████▓▓▓▓▓▓▓▓████▓▓██▒▒██▓▓▓▓▓▓▓▓▓▓▒▒░░▓▓▒▒██████▓▓░░  ░░░░░░░░░░██░░░░████▓▓▓▓▒▒▓▓██▒▒░░░░░░▒▒▓▓▓▓▓▓▒▒████▓▓██▓▓▒▒▒▒██▓▓▓▓░░▒▒▒▒
██▓▓▓▓▓▓████▓▓▓▓░░▓▓████████▓▓▓▓▓▓████▓▓▓▓▒▒▒▒▒▒▓▓▓▓▓▓██▒▒▓▓▓▓██▓▓████░░░░▓▓  ░░░░▒▒░░██████████████▓▓▓▓▓▓██▒▒░░▒▒▓▓▓▓▒▒▓▓▒▒▓▓▓▓▒▒▒▒▓▓▓▓██████▓▓░░░░░░
▓▓▓▓▓▓▓▓██████▒▒▒▒░░░░░░████▓▓▓▓▓▓
copy to clipboard 👍 upvote 👎 downvote